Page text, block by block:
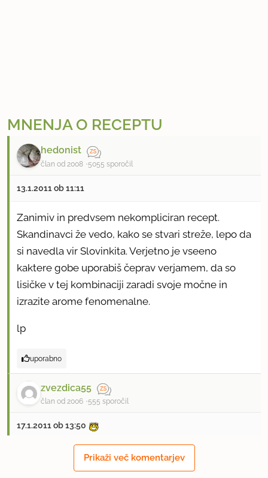
MNENJA O RECEPTU
hedonist
član od 2008 5055 sporočil
13.1.2011 ob 11:11
Zanimiv in predvsem nekompliciran recept.
Skandinavci že vedo, kako se stvari streže, lepo da
si navedla vir Slovinkita. Verjetno je vseeno
kaktere gobe uporabiš čeprav verjamem, da so
lisičke v tej kombinaciji zaradi svoje močne in
izrazite arome fenomenalne.
lp
uporabno
zvezdica55
član od 2006 555 sporočil
17.1.2011 ob 13:50
Odlično! Enostavna in hitro pripravljena zelo
Prikaži več komentarjev